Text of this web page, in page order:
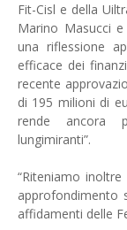
Fit-Cisl e della
Marino Masucci
una riflessione
efficace dei
recente
di 195 milioni di
rende ancora
lungimiranti”.
“Riteniamo
approfondimento
affidamenti delle